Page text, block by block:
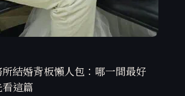
結婚背板懶人包：哪一間最好
這篇